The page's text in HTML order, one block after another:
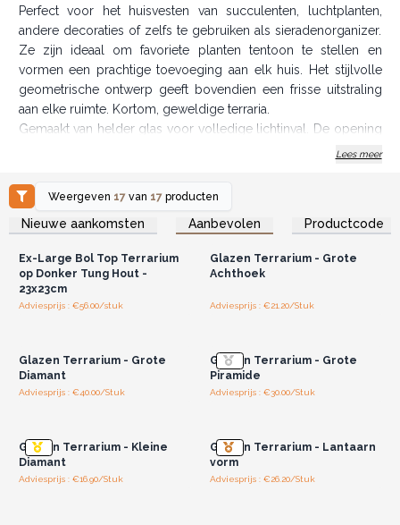
Perfect voor het huisvesten van succulenten, luchtplanten,
andere decoraties of zelfs te gebruiken als sieradenorganizer.
Ze zijn ideaal om favoriete planten tentoon te stellen en
vormen een prachtige toevoeging aan elk huis. Het stijlvolle
geometrische ontwerp geeft bovendien een frisse uitstraling
aan elke ruimte. Kortom, geweldige terraria.
Gemaakt van helder glas voor volledige lichtinval. De opening
maakt het mogelijk om het terrarium op verschillende
van ophanghaken aan de bovenkant, zodat je klanten de
terraria overal in de kamer kunnen ophangen.
Je kunt de Glasteraria in je winkel ook combineren met
voor een opvallende presentatie.
Lees meer
Weergeven 17 van 17 producten
Nieuwe aankomsten Aanbevolen Productcode
Log in of registreer u voor
groothandelsprijzen.
Ex-Large Bol Top Terrarium
op Donker Tung Hout -
23x23cm
Adviesprijs : €56.00/stuk
Log in of registreer u voor
groothandelsprijzen.
Glazen Terrarium - Grote
Achthoek
Adviesprijs : €21.20/Stuk
Glazen Terrarium - Grote
Diamant
Adviesprijs : €40.00/Stuk
Glazen Terrarium - Grote
Piramide
Adviesprijs : €30.00/Stuk
Glazen Terrarium - Kleine
Diamant
Adviesprijs : €16.90/Stuk
Glazen Terrarium - Lantaarn
vorm
Adviesprijs : €26.20/Stuk